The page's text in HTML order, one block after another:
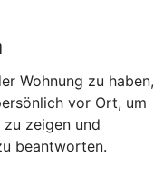
Wohnung zu haben,
vor Ort, um
zeigen und
beantworten.